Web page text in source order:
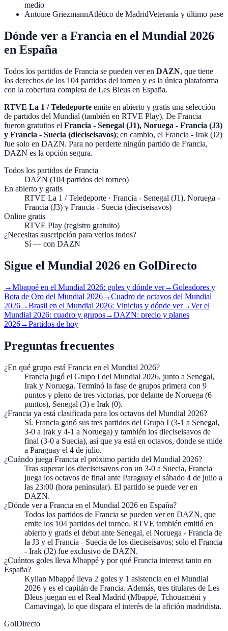
medio
Antoine GriezmannAtlético de MadridVeteranía y último pase
Dónde ver a Francia en el Mundial 2026
en España
Todos los partidos de Francia se pueden ver en DAZN, que tiene
los derechos de los 104 partidos del torneo y es la única plataforma
con la cobertura completa de Les Bleus en España.
RTVE La 1 / Teledeporte emite en abierto y gratis una selección
de partidos del Mundial (también en RTVE Play). De Francia
fueron gratuitos el Francia - Senegal (J1), Noruega - Francia (J3)
y Francia - Suecia (dieciseisavos); en cambio, el Francia - Irak (J2)
fue solo en DAZN. Para no perderte ningún partido de Francia,
DAZN es la opción segura.
Todos los partidos de Francia
DAZN (104 partidos del torneo)
En abierto y gratis
RTVE La 1 / Teledeporte · Francia - Senegal (J1), Noruega -
Francia (J3) y Francia - Suecia (dieciseisavos)
Online gratis
RTVE Play (registro gratuito)
¿Necesitas suscripción para verlos todos?
Sí — con DAZN
Sigue el Mundial 2026 en GolDirecto
→Mbappé en el Mundial 2026: goles y dónde ver→Goleadores y
Bota de Oro del Mundial 2026→Cuadro de octavos del Mundial
2026→Brasil en el Mundial 2026: Vinicius y dónde ver→Ver el
Mundial 2026: cuadro y grupos→DAZN: precio y planes
2026→Partidos de hoy
Preguntas frecuentes
¿En qué grupo está Francia en el Mundial 2026?
Francia jugó el Grupo I del Mundial 2026, junto a Senegal,
Irak y Noruega. Terminó la fase de grupos primera con 9
puntos y pleno de tres victorias, por delante de Noruega (6
puntos), Senegal (3) e Irak (0).
¿Francia ya está clasificada para los octavos del Mundial 2026?
Sí. Francia ganó sus tres partidos del Grupo I (3-1 a Senegal,
3-0 a Irak y 4-1 a Noruega) y también los dieciseisavos de
final (3-0 a Suecia), así que ya está en octavos, donde se mide
a Paraguay el 4 de julio.
¿Cuándo juega Francia el próximo partido del Mundial 2026?
Tras superar los dieciseisavos con un 3-0 a Suecia, Francia
juega los octavos de final ante Paraguay el sábado 4 de julio a
las 23:00 (hora peninsular). El partido se puede ver en
DAZN.
¿Dónde ver a Francia en el Mundial 2026 en España?
Todos los partidos de Francia se pueden ver en DAZN, que
emite los 104 partidos del torneo. RTVE también emitió en
abierto y gratis el debut ante Senegal, el Noruega - Francia de
la J3 y el Francia - Suecia de los dieciseisavos; solo el Francia
- Irak (J2) fue exclusivo de DAZN.
¿Cuántos goles lleva Mbappé y por qué Francia interesa tanto en
España?
Kylian Mbappé lleva 2 goles y 1 asistencia en el Mundial
2026 y es el capitán de Francia. Además, tres titulares de Les
Bleus juegan en el Real Madrid (Mbappé, Tchouaméni y
Camavinga), lo que dispara el interés de la afición madridista.
GolDirecto